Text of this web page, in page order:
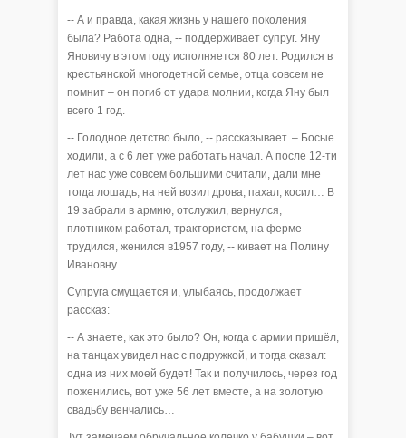
-- А и правда, какая жизнь у нашего поколения
была? Работа одна, -- поддерживает супруг. Яну
Яновичу в этом году исполняется 80 лет. Родился в
крестьянской многодетной семье, отца совсем не
помнит – он погиб от удара молнии, когда Яну был
всего 1 год.
-- Голодное детство было, -- рассказывает. – Босые
ходили, а с 6 лет уже работать начал. А после 12-ти
лет нас уже совсем большими считали, дали мне
тогда лошадь, на ней возил дрова, пахал, косил… В
19 забрали в армию, отслужил, вернулся,
плотником работал, трактористом, на ферме
трудился, женился в1957 году, -- кивает на Полину
Ивановну.
Супруга смущается и, улыбаясь, продолжает
рассказ:
-- А знаете, как это было? Он, когда с армии пришёл,
на танцах увидел нас с подружкой, и тогда сказал:
одна из них моей будет! Так и получилось, через год
поженились, вот уже 56 лет вместе, а на золотую
свадьбу венчались…